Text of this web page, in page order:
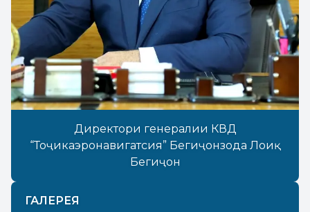
Директори генералии КВД
“Тоҷикаэронавигатсия” Бегиҷонзода Лоиқ
Бегиҷон
ГАЛЕРЕЯ